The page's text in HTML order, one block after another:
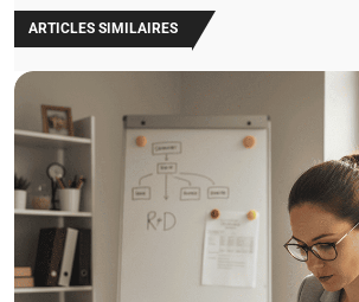
ARTICLES SIMILAIRES